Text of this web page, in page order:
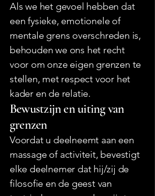
Als we het gevoel hebben dat
een fysieke, emotionele of
mentale grens overschreden is,
behouden we ons het recht
voor om onze eigen grenzen te
stellen, met respect voor het
kader en de relatie.
Bewustzijn en uiting van
grenzen
Voordat u deelneemt aan een
massage of activiteit, bevestigt
elke deelnemer dat hij/zij de
filosofie en de geest van